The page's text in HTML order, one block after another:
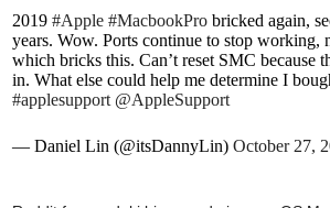
2019 #Apple #MacbookPro bricked again,
years. Wow. Ports continue to stop working,
which bricks this. Can’t reset SMC because
in. What else could help me determine I
#applesupport @AppleSupport
— Daniel Lin (@itsDannyLin) October 27,